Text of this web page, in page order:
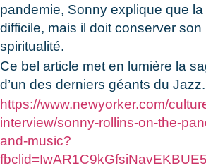
pandemie, Sonny explique que
difficile, mais il doit conserver son
spiritualité.
Ce bel article met en lumière la
d’un des derniers géants du Jazz.
https://www.newyorker.com/
interview/sonny-rollins-on-the-
and-music?